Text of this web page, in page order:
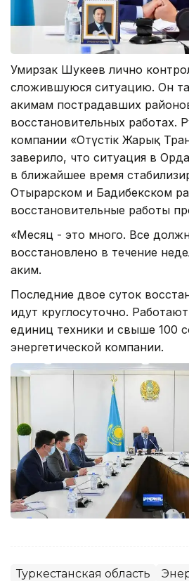
Умирзак Шукеев лично
сложившуюся ситуацию. Он
акимам пострадавших
восстановительных работах.
компании «Оңтүстік Жарық
заверило, что ситуация в
в ближайшее время
Отырарском и Бадибекском
восстановительные работы
«Месяц - это много. Все
восстановлено в течение
аким.
Последние двое суток
идут круглосуточно.
единиц техники и свыше 100
энергетической компании.
Туркестанская область